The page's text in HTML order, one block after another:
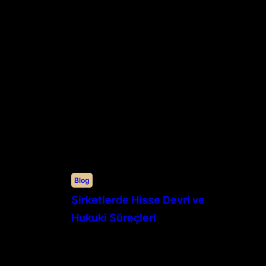
Blog
Şirketlerde Hisse Devri ve
Hukuki Süreçleri